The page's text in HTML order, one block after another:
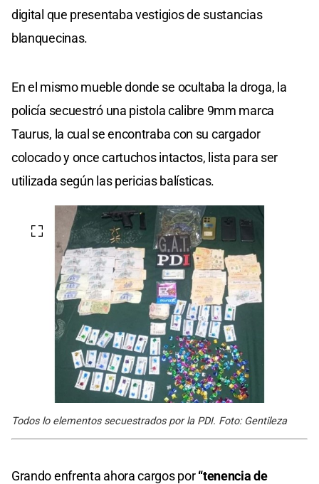
digital que presentaba vestigios de sustancias
blanquecinas.
En el mismo mueble donde se ocultaba la droga, la
policía secuestró una pistola calibre 9mm marca
Taurus, la cual se encontraba con su cargador
colocado y once cartuchos intactos, lista para ser
utilizada según las pericias balísticas.
Todos lo elementos secuestrados por la PDI. Foto: Gentileza
Grando enfrenta ahora cargos por“tenencia de